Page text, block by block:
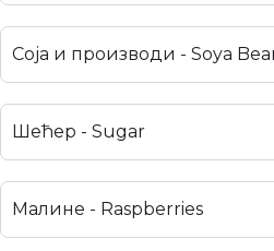
Соја и производи - Soya
Шећер - Sugar
Малине - Raspberries